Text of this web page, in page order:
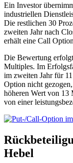
Ein Investor
industriellen
Die restlichen 30
zweiten Jahr nach
erhält eine Call
Die Bewertung
Multiples. Im
im zweiten Jahr für
Option nicht
höheren Wert von 13
von einer
Hebel